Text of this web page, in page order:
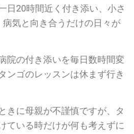
日20時間近く付き添い、小さ
気と向き合うだけの日々が
院の付き添いを毎日数時間変
ンゴのレッスンは休まず行き
きに母親が不謹慎ですが、タ
ている時だけが何も考えずに